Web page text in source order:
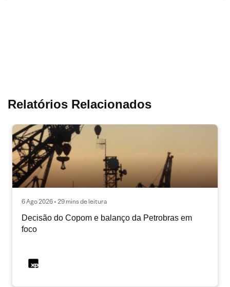
Relatórios Relacionados
6 Ago 2026 • 29 mins de leitura
Decisão do Copom e balanço da Petrobras em
foco